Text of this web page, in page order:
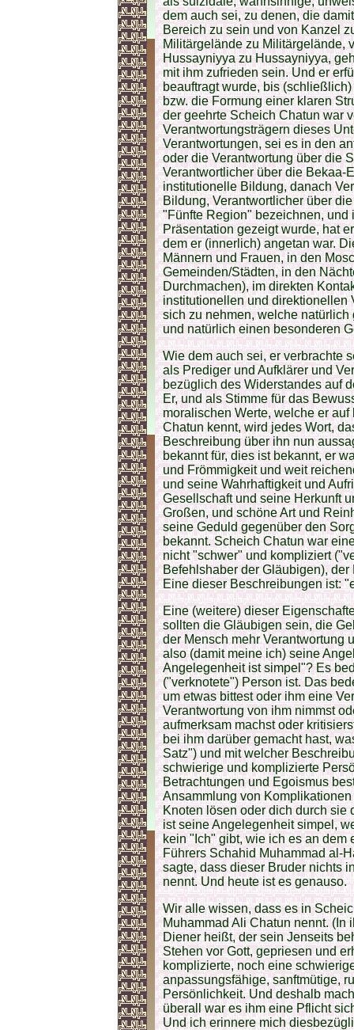
dem auch sei, zu denen, die
Bereich zu sein und von Kanzel
Militärgelände zu Militärgelände,
Hussayniyya zu Hussayniyya,
mit ihm zufrieden sein. Und er
beauftragt wurde, bis
bzw. die Formung einer klaren
der geehrte Scheich Chatun war
Verantwortungsträgern dieses
Verantwortungen, sei es in den
oder die Verantwortung über die
Verantwortlicher über die Bekaa-
institutionelle Bildung, danach
Bildung, Verantwortlicher über
"Fünfte Region" bezeichnen, und
Präsentation gezeigt wurde, hat
dem er (innerlich) angetan war.
Männern und Frauen, in den
Gemeinden/Städten, in den
Durchmachen), im direkten
institutionellen und direktionellen
sich zu nehmen, welche
und natürlich einen besonderen
Wie dem auch sei, er verbrachte
als Prediger und Aufklärer und
bezüglich des Widerstandes auf
Er, und als Stimme für das
moralischen Werte, welche er
Chatun kennt, wird jedes Wort,
Beschreibung über ihn nun
bekannt für, dies ist bekannt, er
und Frömmigkeit und weit
und seine Wahrhaftigkeit und
Gesellschaft und seine Herkunft
Großen, und schöne Art und
seine Geduld gegenüber den
bekannt. Scheich Chatun war
nicht "schwer" und kompliziert
Befehlshaber der Gläubigen),
Eine dieser Beschreibungen ist:
Eine (weitere) dieser
sollten die Gläubigen sein, die
der Mensch mehr Verantwortung
also (damit meine ich) seine
Angelegenheit ist simpel"? Es
("verknotete") Person ist. Das
um etwas bittest oder ihm eine
Verantwortung von ihm nimmst
aufmerksam machst oder
bei ihm darüber gemacht hast,
Satz") und mit welcher
schwierige und komplizierte
Betrachtungen und Egoismus
Ansammlung von
Knoten lösen oder dich durch sie
ist seine Angelegenheit simpel,
kein "Ich" gibt, wie ich es an dem
Führers Schahid Muhammad al-
sagte, dass dieser Bruder nichts
nennt. Und heute ist es genauso.
Wir alle wissen, dass es in
Muhammad Ali Chatun nennt. (In
Diener heißt, der sein Jenseits
Stehen vor Gott, gepriesen und
komplizierte, noch eine
anpassungsfähige, sanftmütige,
Persönlichkeit. Und deshalb
überall war es ihm eine Pflicht
Und ich erinnere mich